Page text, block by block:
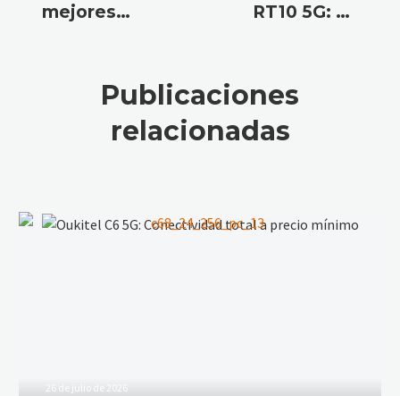
mejores
de 2026
RT10 5G: La
Publicaciones
relacionadas
26 de julio de 2026